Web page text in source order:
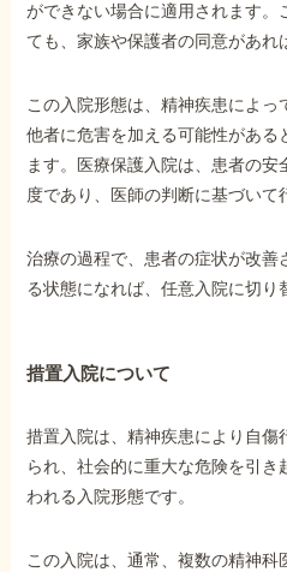
ができない場合に適用されます。
ても、家族や保護者の同意があれ
この入院形態は、精神疾患によ
他者に危害を加える可能性がある
ます。医療保護入院は、患者の安
度であり、医師の判断に基づいて
治療の過程で、患者の症状が改善
る状態になれば、任意入院に切り
措置入院について
措置入院は、精神疾患により自傷
られ、社会的に重大な危険を引
われる入院形態です。
この入院は、通常、複数の精神科